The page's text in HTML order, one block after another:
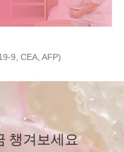
9, CEA, AFP)
챙겨보세요